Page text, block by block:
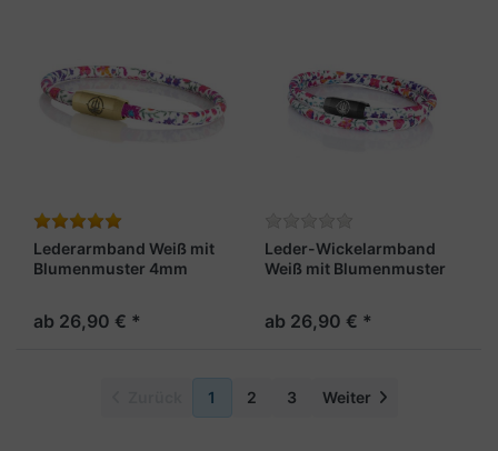
Lederarmband Weiß mit
Blumenmuster 4mm
ab 26,90 € *
Leder-Wickelarmband
Weiß mit Blumenmuster
ab 26,90 € *
1 2 3 Weiter